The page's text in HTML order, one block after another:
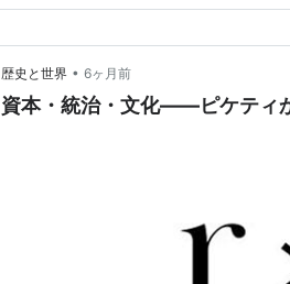
ネだのドガだの、当時…
歴史と世界 • 6ヶ月前
資本・統治・文化――ピケティ